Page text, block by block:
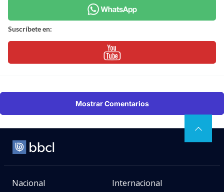
Suscríbete en:
Mostrar Comentarios
Nacional Internacional